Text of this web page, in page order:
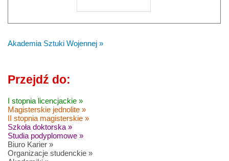
Akademia Sztuki Wojennej »
Przejdź do:
I stopnia licencjackie »
Magisterskie jednolite »
II stopnia magisterskie »
Szkoła doktorska »
Studia podyplomowe »
Biuro Karier »
Organizacje studenckie »